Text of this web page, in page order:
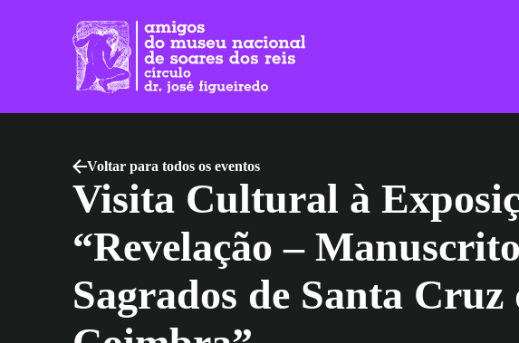
Voltar para todos os eventos
Visita Cultural à
“Revelação –
Sagrados de Santa Cruz